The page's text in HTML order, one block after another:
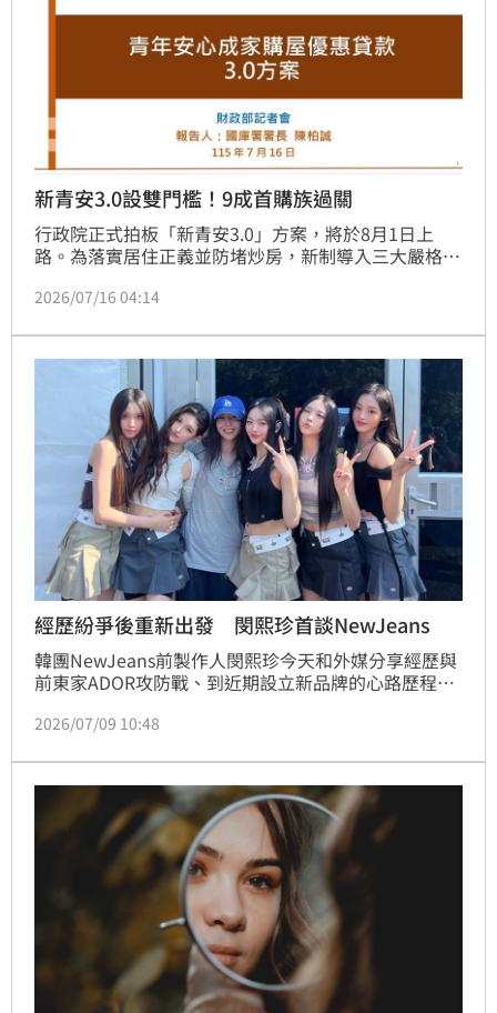
新青安3.0設雙門檻！9成首購族過關
行政院正式拍板「新青安3.0」方案，將於8月1日上
路。為落實居住正義並防堵炒房，新制導入三大嚴格門
購買雙北與新竹高價住宅者，皆被排除在優惠資格外。
非推升房價的幫兇。針對過往違規案件，官方已展現鐵
腕態度，追回逾2.5億元利息，展現清查決心。透過排
富條款與購屋總價限制，新青安3.0力求讓資源回歸真
正有需求的年輕首購族，確保房市發展趨於穩定，讓購
屋優惠不再成為投資客的提款機。
2026/07/16 04:14
經歷紛爭後重新出發 閔熙珍首談NewJeans
韓團NewJeans前製作人閔熙珍今天和外媒分享經歷與
前東家ADOR攻防戰、到近期設立新品牌的心路歷程。
新品牌也是克服困難的動力。
2026/07/09 10:48